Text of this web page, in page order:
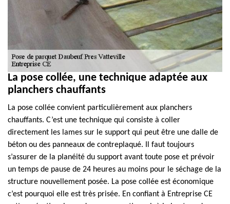
La pose collée, une technique adaptée aux
planchers chauffants
La pose collée convient particulièrement aux planchers
chauffants. C’est une technique qui consiste à coller
directement les lames sur le support qui peut être une dalle de
béton ou des panneaux de contreplaqué. Il faut toujours
s’assurer de la planéité du support avant toute pose et prévoir
un temps de pause de 24 heures au moins pour le séchage de la
structure nouvellement posée. La pose collée est économique
c’est pourquoi elle est très prisée. En confiant à Entreprise CE